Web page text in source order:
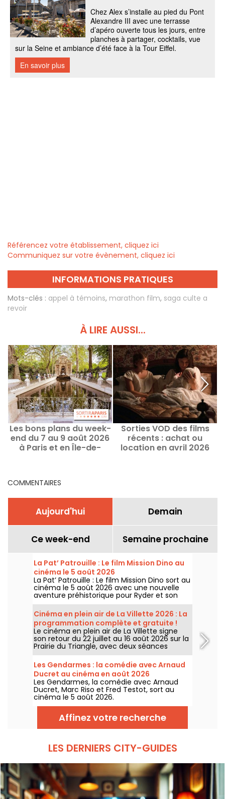
Référencez votre établissement, cliquez ici
Communiquez sur votre évènement, cliquez ici
INFORMATIONS PRATIQUES
Mots-clés : appel à témoins, marathon film, saga culte a
revoir
À LIRE AUSSI...
Les bons plans du week-
end du 7 au 9 août 2026
à Paris et en Île-de-
Sorties VOD des films
récents : achat ou
location en avril 2026
COMMENTAIRES
Aujourd'hui Demain
Ce week-end Semaine prochaine
La Pat’ Patrouille : Le film Mission Dino au
cinéma le 5 août 2026
La Pat’ Patrouille : Le film Mission Dino sort au
cinéma le 5 août 2026 avec une nouvelle
aventure préhistorique pour Ryder et son
équipe.
Cinéma en plein air de La Villette 2026 : La
programmation complète et gratuite !
Le cinéma en plein air de La Villette signe
son retour du 22 juillet au 16 août 2026 sur la
Prairie du Triangle, avec deux séances
gratuites par jour, à 18h et 21h. Pour cette
35e édition, le festival met à l’honneur le
thème “L’appel de la forêt”. Découvrez la
programmation complète et gratuite !
Les Gendarmes : la comédie avec Arnaud
Ducret au cinéma en août 2026
Les Gendarmes, la comédie avec Arnaud
Ducret, Marc Riso et Fred Testot, sort au
cinéma le 5 août 2026.
Affinez votre recherche
LES DERNIERS CITY-GUIDES